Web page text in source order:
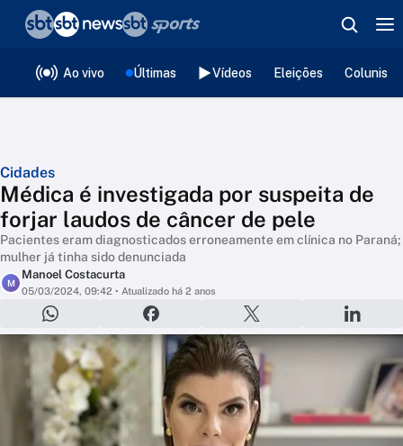
Ao vivo Últimas Vídeos Eleições
Cidades
Médica é investigada por suspeita de
forjar laudos de câncer de pele
Pacientes eram diagnosticados erroneamente em clínica no Paraná;
mulher já tinha sido denunciada
M
Manoel Costacurta
05/03/2024, 09:42 • Atualizado há 2 anos
❮voltar
Editorias